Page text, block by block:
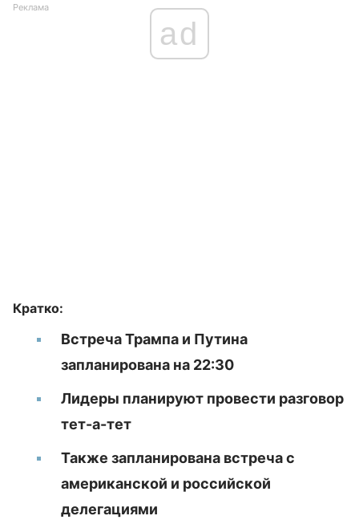
Реклама
ad
Кратко:
Встреча Трампа и Путина
запланирована на 22:30
Лидеры планируют провести разговор
тет-а-тет
Также запланирована встреча с
американской и российской
делегациями